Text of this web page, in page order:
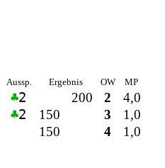
Aussp. Ergebnis OW MP
♣2 200 2
4,0
♣2 150 3
1,0
150 4 1,0